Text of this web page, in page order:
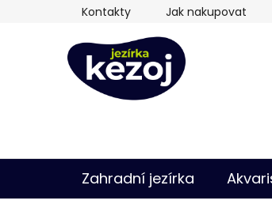
Kontakty Jak nakupovat
Zahradní jezírka